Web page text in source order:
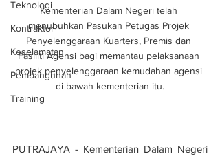
Teknologi
Kontraktor
Keselamatan
Pembangunan
Training
Kementerian Dalam Negeri telah
menubuhkan Pasukan Petugas Projek
Penyelenggaraan Kuarters, Premis dan
Fasiliti Agensi bagi memantau pelaksanaan
projek penyelenggaraan kemudahan agensi
di bawah kementerian itu.
PUTRAJAYA - Kementerian Dalam Negeri